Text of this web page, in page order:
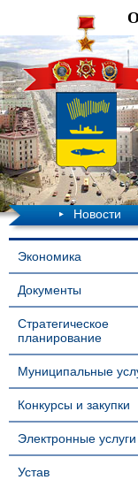
Новости
Экономика
Документы
Стратегическое
планирование
Муниципальные
Конкурсы и закупки
Электронные услуги
Устав